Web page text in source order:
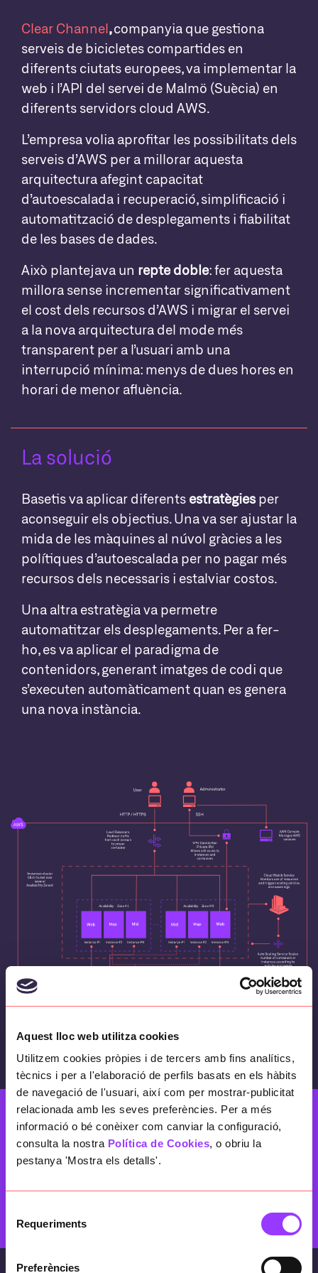
Aquest lloc web utilitza cookies
Utilitzem cookies pròpies i de tercers amb fins analítics,
tècnics i per a l'elaboració de perfils basats en els hàbits
de navegació de l'usuari, així com per mostrar-publicitat
relacionada amb les seves preferències. Per a més
informació o bé conèixer com canviar la configuració,
consulta la nostra Política de Cookies, o obriu la
pestanya 'Mostra els detalls'.
Requeriments
Preferències
Clear Channel,companyia que gestiona
serveis de bicicletes compartides en
diferents ciutats europees, va implementar la
web i l’API del servei de Malmö (Suècia) en
diferents servidors cloud AWS.
L’empresa volia aprofitar les possibilitats dels
serveis d’AWS per a millorar aquesta
arquitectura afegint capacitat
d’autoescalada i recuperació, simplificació i
automatització de desplegaments i fiabilitat
de les bases de dades.
Això plantejava un repte doble: fer aquesta
millora sense incrementar significativament
el cost dels recursos d’AWS i migrar el servei
a la nova arquitectura del mode més
transparent per a l’usuari amb una
interrupció mínima: menys de dues hores en
horari de menor afluència.
La solució
Basetis va aplicar diferents estratègiesper
aconseguir els objectius. Una va ser ajustar la
mida de les màquines al núvol gràcies a les
polítiques d’autoescalada per no pagar més
recursos dels necessaris i estalviar costos.
Una altra estratègia va permetre
automatitzar els desplegaments. Per a fer-
ho, es va aplicar el paradigma de
contenidors, generant imatges de codi que
s’executen automàticament quan es genera
una nova instància.
La nova arquitectura s’ha implantat en tres
ciutats europees (Malmö, Drammen i Anvers) i
migració en tantes d’altres.